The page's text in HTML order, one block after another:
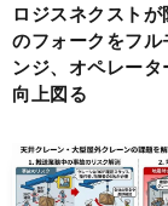
ロジスネクストが
のフォークをフル
ンジ、オペレータ
向上図る